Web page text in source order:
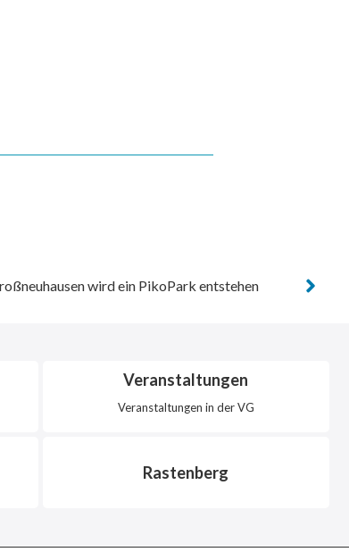
wird ein PikoPark entstehen
Veranstaltungen
Veranstaltungen in der VG
Rastenberg